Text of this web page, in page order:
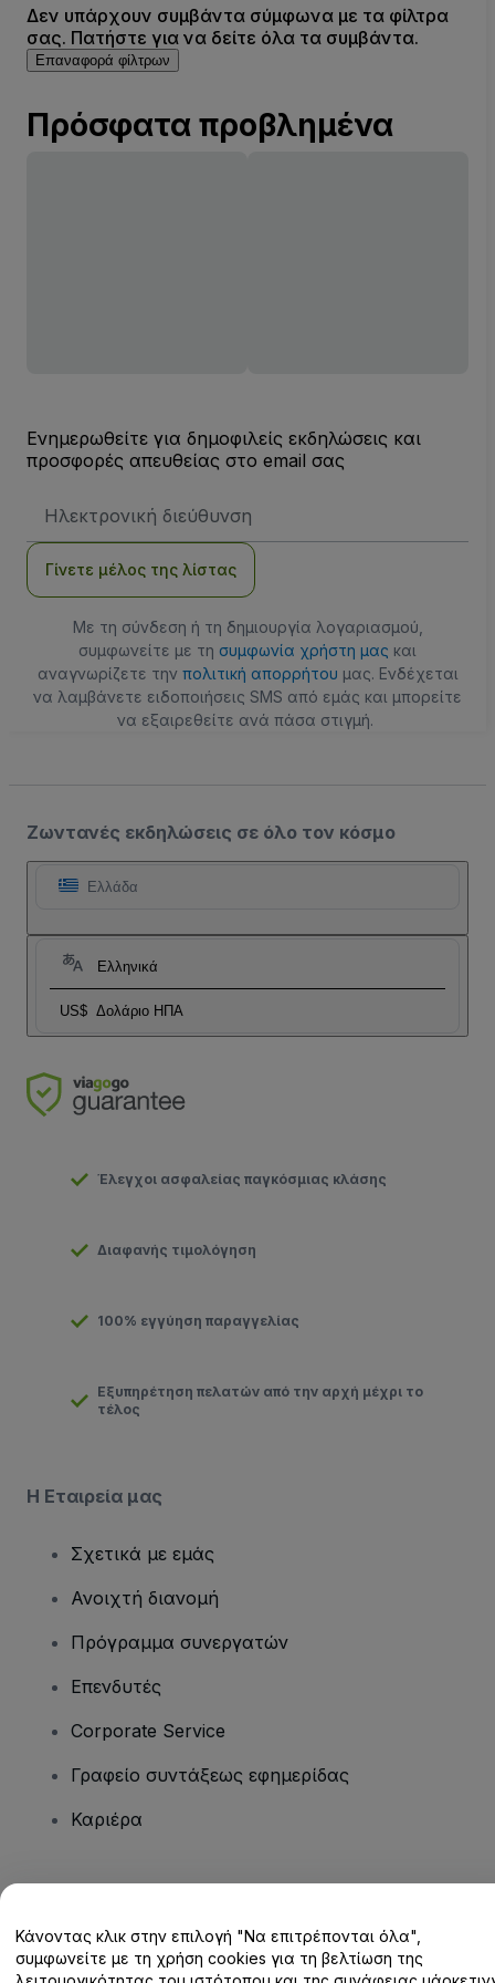
Δεν υπάρχουν συμβάντα σύμφωνα με τα φίλτρα
σας. Πατήστε για να δείτε όλα τα συμβάντα.
Επαναφορά φίλτρων
Πρόσφατα προβλημένα
Ενημερωθείτε για δημοφιλείς εκδηλώσεις και
προσφορές απευθείας στο email σας
Email
Γίνετε μέλος της λίστας
Με τη σύνδεση ή τη δημιουργία λογαριασμού,
συμφωνείτε με τη συμφωνία χρήστη μας και
αναγνωρίζετε την πολιτική απορρήτου μας. Ενδέχεται
να λαμβάνετε ειδοποιήσεις SMS από εμάς και μπορείτε
να εξαιρεθείτε ανά πάσα στιγμή.
Ζωντανές εκδηλώσεις σε όλο τον κόσμο
Ελλάδα
Ελληνικά
US$ Δολάριο ΗΠΑ
Έλεγχοι ασφαλείας παγκόσμιας κλάσης
Διαφανής τιμολόγηση
100% εγγύηση παραγγελίας
Εξυπηρέτηση πελατών από την αρχή μέχρι το
τέλος
Η Εταιρεία μας
Σχετικά με εμάς
Ανοιχτή διανομή
Πρόγραμμα συνεργατών
Επενδυτές
Corporate Service
Γραφείο συντάξεως εφημερίδας
Καριέρα
Κέντρο βοήθειας / Επικοινωνήστε μαζί μας
Κάνοντας κλικ στην επιλογή "Να επιτρέπονται όλα",
συμφωνείτε με τη χρήση cookies για τη βελτίωση της